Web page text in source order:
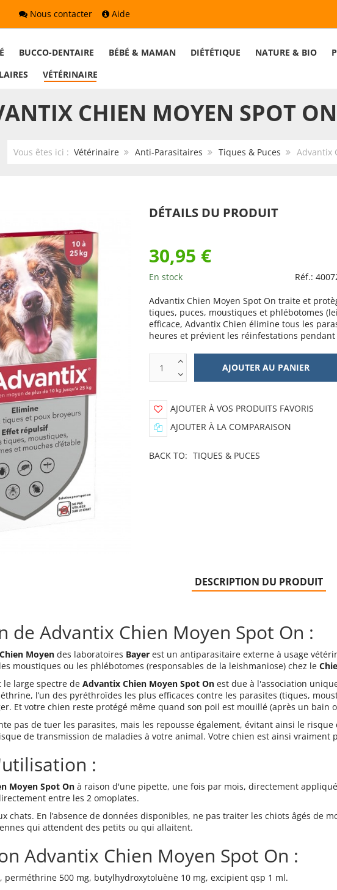
Nous contacter Aide
BUCCO-DENTAIRE BÉBÉ & MAMAN DIÉTÉTIQUE NATURE & BIO
VÉTÉRINAIRE
CHIEN MOYEN SPOT
Vous êtes ici : Vétérinaire Anti-Parasitaires Tiques & Puces Advantix
DÉTAILS DU PRODUIT
30,95 €
En stock Réf.:
Advantix Chien Moyen Spot On traite et
tiques, puces, moustiques et phlébotomes
efficace, Advantix Chien élimine tous les
heures et prévient les réinfestations pendant
AJOUTER À VOS PRODUITS FAVORIS
AJOUTER À LA COMPARAISON
BACK TO: TIQUES & PUCES
DESCRIPTION DU PRODUIT
de Advantix Chien Moyen Spot On :
Moyen des laboratoires Bayer est un antiparasitaire externe à usage
moustiques ou les phlébotomes (responsables de la leishmaniose) chez le
le large spectre de Advantix Chien Moyen Spot On est due à l'association
l’un des pyréthroïdes les plus efficaces contre les parasites (tiques,
Et votre chien reste protégé même quand son poil est mouillé (après un bain
pas de tuer les parasites, mais les repousse également, évitant ainsi le
de transmission de maladies à votre animal. Votre chien est ainsi vraiment
:
Moyen Spot On à raison d'une pipette, une fois par mois, directement
entre les 2 omoplates.
chats. En l’absence de données disponibles, ne pas traiter les chiots âgés de
qui attendent des petits ou qui allaitent.
Advantix Chien Moyen Spot On :
perméthrine 500 mg, butylhydroxytoluène 10 mg, excipient qsp 1 ml.